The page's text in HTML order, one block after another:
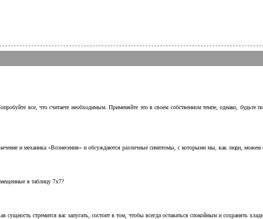
все, что считаете необходимым. Применяйте это в своем собственном темпе, однако, будьте
и механика «Вознесения» и обсуждаются различные симптомы, с которыми мы, как люди, можем
в таблицу 7х7?
стремится вас запугать, состоит в том, чтобы всегда оставаться спокойным и сохранять